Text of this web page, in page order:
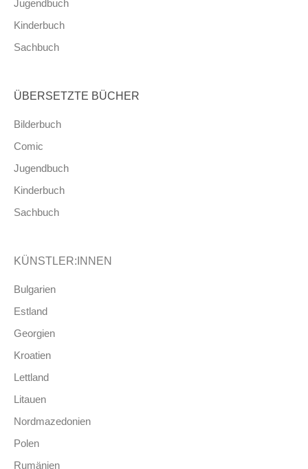
Jugendbuch
Kinderbuch
Sachbuch
ÜBERSETZTE BÜCHER
Bilderbuch
Comic
Jugendbuch
Kinderbuch
Sachbuch
KÜNSTLER:INNEN
Bulgarien
Estland
Georgien
Kroatien
Lettland
Litauen
Nordmazedonien
Polen
Rumänien